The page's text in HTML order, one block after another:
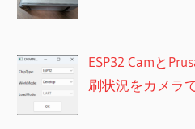
ESP32 Camと
刷状況をカメラ